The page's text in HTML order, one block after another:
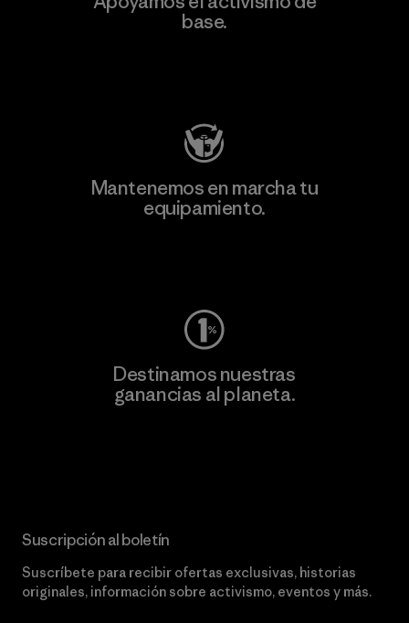
base.
Mantenemos en marcha tu
equipamiento.
Destinamos nuestras
ganancias al planeta.
Suscripción al boletín
Suscríbete para recibir ofertas exclusivas, historias
originales, información sobre activismo, eventos y más.